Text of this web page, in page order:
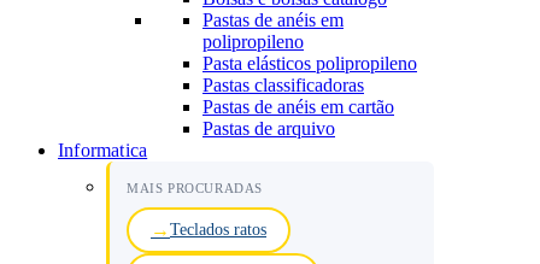
Pastas de anéis em
polipropileno
Pasta elásticos polipropileno
Pastas classificadoras
Pastas de anéis em cartão
Pastas de arquivo
Informatica
MAIS PROCURADAS
Teclados ratos